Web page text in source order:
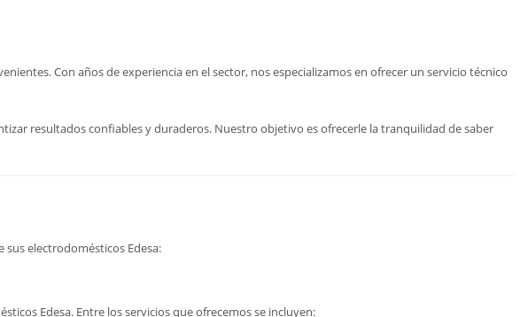
Con años de experiencia en el sector, nos especializamos en ofrecer un servicio técnico
resultados confiables y duraderos. Nuestro objetivo es ofrecerle la tranquilidad de saber
sus electrodomésticos Edesa:
Edesa. Entre los servicios que ofrecemos se incluyen: